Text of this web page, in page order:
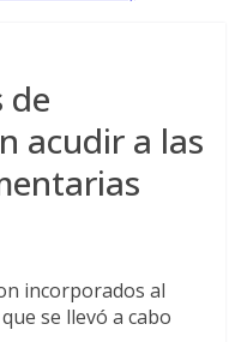
de
acudir a las
incorporados al
se llevó a cabo